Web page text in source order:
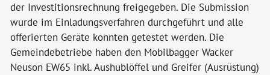
Projekte & Beiträge
Ortsplan
Bildergalerie
der Investitionsrechnung freigegeben. Die Submission
wurde im Einladungsverfahren durchgeführt und alle
offerierten Geräte konnten getestet werden. Die
Gemeindebetriebe haben den Mobilbagger Wacker
Neuson EW65 inkl. Aushublöffel und Greifer (Ausrüstung)